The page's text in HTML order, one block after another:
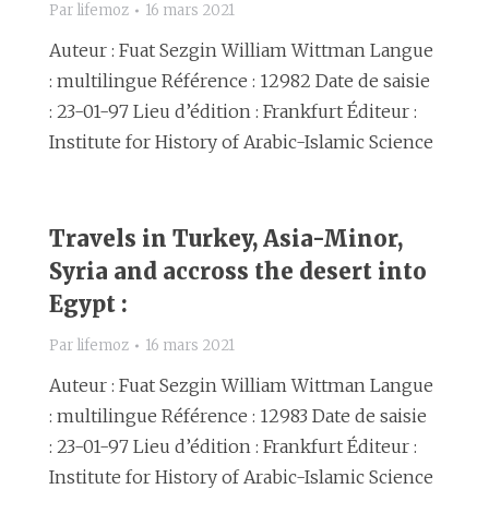
Par lifemoz 16 mars 2021
Auteur : Fuat Sezgin William Wittman Langue
: multilingue Référence : 12982 Date de saisie
: 23-01-97 Lieu d’édition : Frankfurt Éditeur :
Institute for History of Arabic-Islamic Science
Travels in Turkey, Asia-Minor,
Syria and accross the desert into
Egypt :
Par lifemoz 16 mars 2021
Auteur : Fuat Sezgin William Wittman Langue
: multilingue Référence : 12983 Date de saisie
: 23-01-97 Lieu d’édition : Frankfurt Éditeur :
Institute for History of Arabic-Islamic Science